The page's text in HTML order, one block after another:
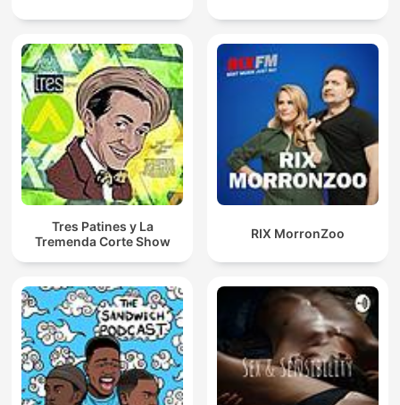
Tres Patines y La
Tremenda Corte Show
RIX MorronZoo